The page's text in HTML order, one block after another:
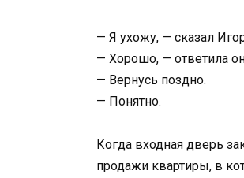
— Я ухожу, — сказал
— Хорошо, — ответила
— Вернусь поздно.
— Понятно.
Когда входная дверь
продажи квартиры, в